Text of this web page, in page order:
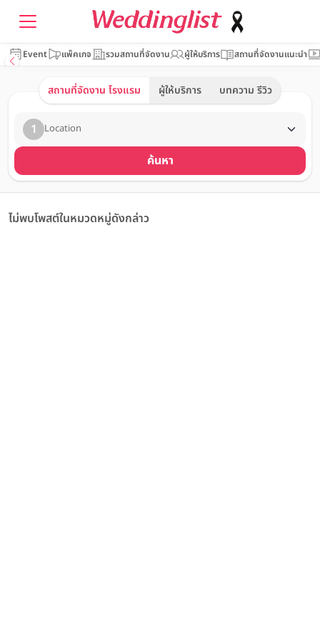
Event แพ็คเกจ รวมสถานที่จัดงาน ผู้ให้บริการ สถานที่จัดงานแนะนำ
สถานที่จัดงาน โรงแรม ผู้ให้บริการ บทความ รีวิว
1 Location
ค้นหา
ไม่พบโพสต์ในหมวดหมู่ดังกล่าว